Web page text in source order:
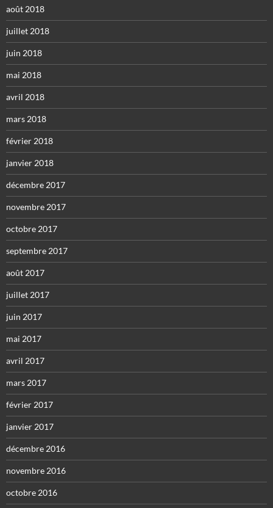
août 2018
juillet 2018
juin 2018
mai 2018
avril 2018
mars 2018
février 2018
janvier 2018
décembre 2017
novembre 2017
octobre 2017
septembre 2017
août 2017
juillet 2017
juin 2017
mai 2017
avril 2017
mars 2017
février 2017
janvier 2017
décembre 2016
novembre 2016
octobre 2016